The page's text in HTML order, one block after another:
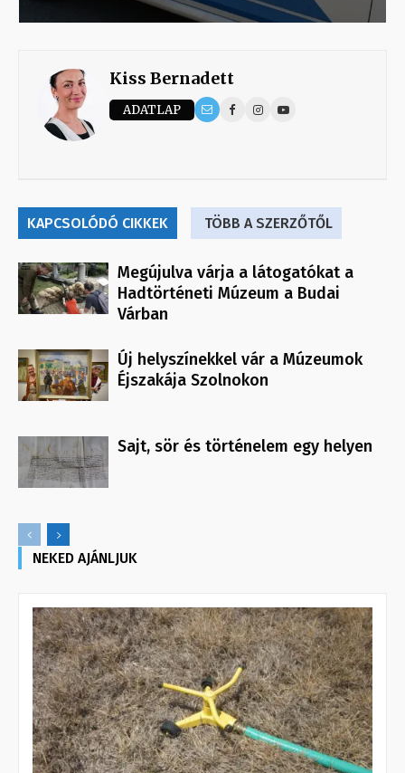
Kiss Bernadett
ADATLAP
KAPCSOLÓDÓ CIKKEK TÖBB A SZERZŐTŐL
Megújulva várja a látogatókat a
Hadtörténeti Múzeum a Budai
Várban
Új helyszínekkel vár a Múzeumok
Éjszakája Szolnokon
Sajt, sör és történelem egy helyen
NEKED AJÁNLJUK